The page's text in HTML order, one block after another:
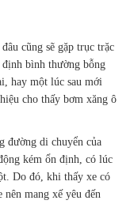
cũng sẽ gặp trục trặc
định bình thường bỗng
hay một lúc sau mới
cho thấy bơm xăng ô
đường di chuyển của
kém ổn định, có lúc
Do đó, khi thấy xe có
mang xế yêu đến